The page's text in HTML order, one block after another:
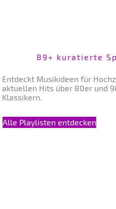
89+ kuratierte
Entdeckt Musikideen für
aktuellen Hits über 80er und
Klassikern.
Alle Playlisten entdecken